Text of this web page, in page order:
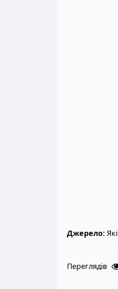
Джерело:
Переглядів